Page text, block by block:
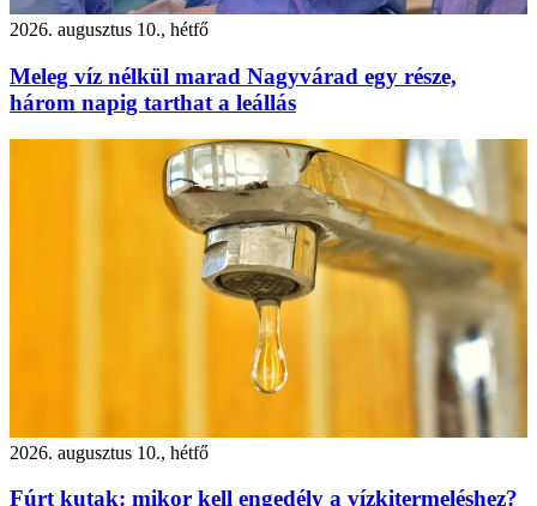
2026. augusztus 10., hétfő
Meleg víz nélkül marad Nagyvárad egy része,
három napig tarthat a leállás
2026. augusztus 10., hétfő
Fúrt kutak: mikor kell engedély a vízkitermeléshez?